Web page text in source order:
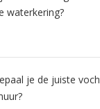
waterkering?
je de juiste